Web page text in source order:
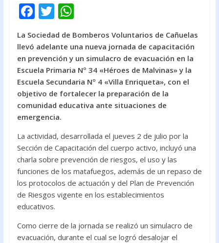
F
ac
e
b
o
o
k
T
w
itt
er
W
at
s
A
p
p
La Sociedad de Bomberos Voluntarios de Cañuelas
llevó adelante una nueva jornada de capacitación
en prevención y un simulacro de evacuación en la
Escuela Primaria Nº 34 «Héroes de Malvinas» y la
Escuela Secundaria Nº 4 «Villa Enriqueta», con el
objetivo de fortalecer la preparación de la
comunidad educativa ante situaciones de
emergencia.
La actividad, desarrollada el jueves 2 de julio por la
Sección de Capacitación del cuerpo activo, incluyó una
charla sobre prevención de riesgos, el uso y las
funciones de los matafuegos, además de un repaso de
los protocolos de actuación y del Plan de Prevención
de Riesgos vigente en los establecimientos
educativos.
Como cierre de la jornada se realizó un simulacro de
evacuación, durante el cual se logró desalojar el